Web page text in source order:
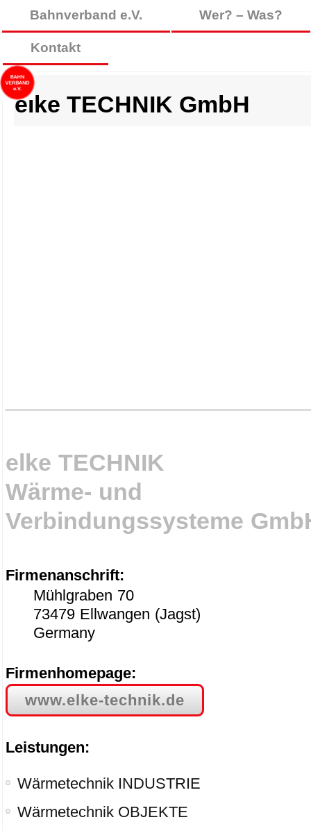
Bahnverband e.V. Wer? – Was?
Kontakt
elke TECHNIK GmbH
elke TECHNIK
Wärme- und
Verbindungssysteme
Firmenanschrift:
Mühlgraben 70
73479 Ellwangen (Jagst)
Germany
Firmenhomepage:
www.elke-technik.de
Leistungen:
Wärmetechnik INDUSTRIE
Wärmetechnik OBJEKTE